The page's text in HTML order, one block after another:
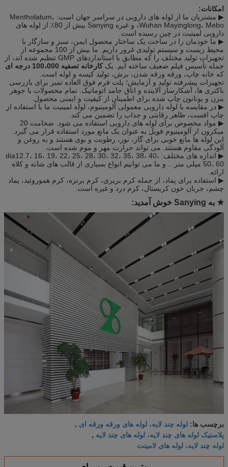
امکانات:
▶ مشتریان ما از لوله های دارویی در سراسر جهان است: Mentholatum،
Wuhan Mayinglong، Mebo، و غیره Sanying بیش از 80٪ از لوله های
دارویی لمینیت در چین رسیده است.
▶ ما خودمان را در ساخت یک ساختار محصول ایمن، سبز و سازگار با
محیط زیست و سیستم تولیدی غرور داریم. ما بیش از 100 مجموعه از
تجهیزات تولید مختلف را که مطابق با استانداردهای GMP تنظیم شده اند، از
جمله تأسیس فیلم ضعیف ساخته ایم. یککارخانه تصفیه 100،000 درجه ای
که خانه چاپ، ورقه ورقه شدن، برش، تولید کیسه و لوله است.
تجهیزات پیشرفته تولید و آزمایش؛ پلت فرم فوق العاده تمیز برای بازرسی
باکتری ها، آشکارساز آلاینده و اتاق جامد اتوماتیک. تمام محصولات با جوهر
بنزن و بوتانون چاپ شده برای اطمینان از کیفیت و ایمنی محصول.
▶ در مقایسه با لوله دارویی معمولی آلومینیوم، لوله لمینیت ما با استفاده از
چاپ افست، ظاهر رقابتی و جذاب را تضمین می کند.
▶ مواد مخصوص برای لوله های دارویی استفاده می شود. ضخامت 20
میکرون از آلومینیوم فویل به عنوان یک مانع مورد استفاده قرار می گیرد.
این لوله ها مانع خوبی برای گاز، نور، رطوبت و بوی هستند و به روغن و
آلودگی مقاوم هستند.
می تواند حرارت مهر و موم شده است.
▶ اندازه های مختلف: dia12.7، 16، 19، 22، 25، 28، 30، 32، 35، 38، 40،
50، 60 میلی متر .. و ما می توانیم انواع بسیاری از قالب های شانه و کلاه
ارائه.
▶ استفاده برای پماد، از جمله کرم بریری، کرم برنزه، کرم هموروئید، پماد
چشم، جریان خون کریستال، کرم درد و غیره است.
★ به Sanying خوش آمدید:
برچسب ها: لوله چند لایه، لوله های ورقه ورقه ای ,
پلاستیک لوله های چند لایه، لوله های چند لایه ,
لوله چند لایه، لوله های لامینت